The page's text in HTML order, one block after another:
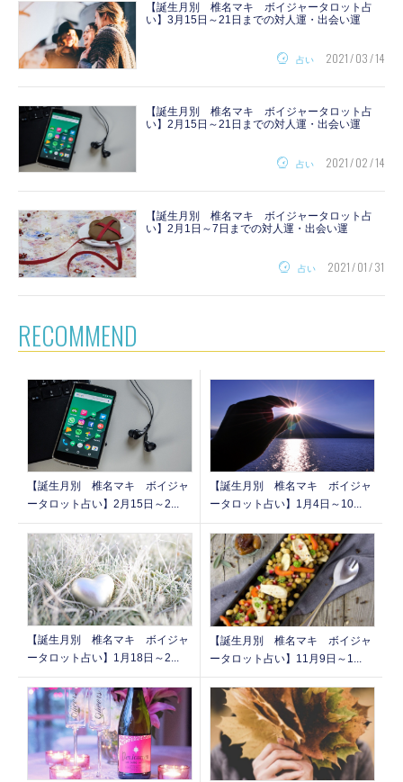
【誕生月別 椎名マキ ボイジャータロット占
い】3月15日～21日までの対人運・出会い運
占い 2021 / 03 / 14
【誕生月別 椎名マキ ボイジャータロット占
い】2月15日～21日までの対人運・出会い運
占い 2021 / 02 / 14
【誕生月別 椎名マキ ボイジャータロット占
い】2月1日～7日までの対人運・出会い運
占い 2021 / 01 / 31
RECOMMEND
【誕生月別 椎名マキ ボイジャ
ータロット占い】2月15日～2...
【誕生月別 椎名マキ ボイジャ
ータロット占い】1月4日～10...
【誕生月別 椎名マキ ボイジャ
ータロット占い】1月18日～2...
【誕生月別 椎名マキ ボイジャ
ータロット占い】11月9日～1...